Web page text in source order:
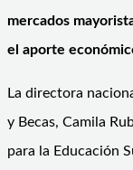
mercados
el aporte
La directora
y Becas, Camila
para la Educación